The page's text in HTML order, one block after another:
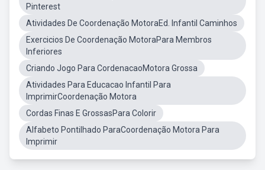
Pinterest
Atividades De Coordenação MotoraEd. Infantil Caminhos
Exercicios De Coordenação MotoraPara Membros
Inferiores
Criando Jogo Para CordenacaoMotora Grossa
Atividades Para Educacao Infantil Para
ImprimirCoordenação Motora
Cordas Finas E GrossasPara Colorir
Alfabeto Pontilhado ParaCoordenação Motora Para
Imprimir